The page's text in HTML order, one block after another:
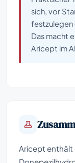
sich, vor
festzulegen
Das macht
Aricept im
Aricept